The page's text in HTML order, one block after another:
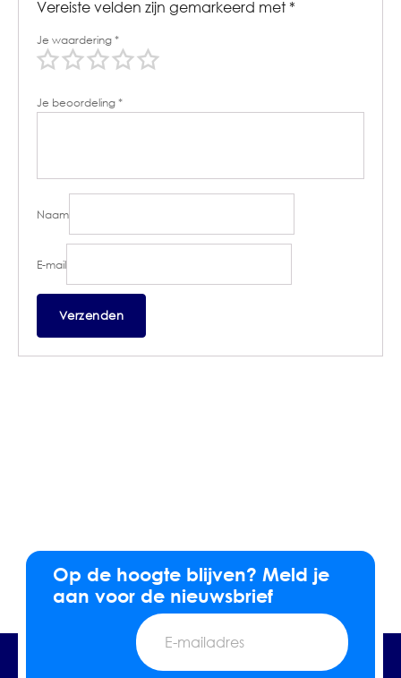
Vereiste velden zijn gemarkeerd met *
Je waardering*
Je beoordeling*
Naam
E-mail
Op de hoogte blijven? Meld je
aan voor de nieuwsbrief
E-
mailadres